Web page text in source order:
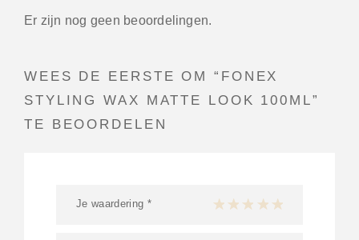
Er zijn nog geen beoordelingen.
WEES DE EERSTE OM “FONEX
STYLING WAX MATTE LOOK 100ML”
TE BEOORDELEN
Je waardering * 1 van de 5 sterren
2 van de 5 sterren
3 van de 5 sterren
4 van de 5 sterren